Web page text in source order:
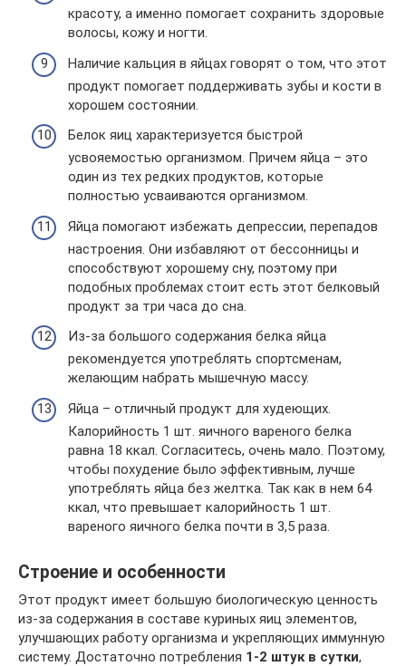
красоту, а именно помогает сохранить здоровые
волосы, кожу и ногти.
Наличие кальция в яйцах говорят о том, что этот
продукт помогает поддерживать зубы и кости в
хорошем состоянии.
Белок яиц характеризуется быстрой
усвояемостью организмом. Причем яйца – это
один из тех редких продуктов, которые
полностью усваиваются организмом.
Яйца помогают избежать депрессии, перепадов
настроения. Они избавляют от бессонницы и
способствуют хорошему сну, поэтому при
подобных проблемах стоит есть этот белковый
продукт за три часа до сна.
Из-за большого содержания белка яйца
рекомендуется употреблять спортсменам,
желающим набрать мышечную массу.
Яйца – отличный продукт для худеющих.
Калорийность 1 шт. яичного вареного белка
равна 18 ккал. Согласитесь, очень мало. Поэтому,
чтобы похудение было эффективным, лучше
употреблять яйца без желтка. Так как в нем 64
ккал, что превышает калорийность 1 шт.
вареного яичного белка почти в 3,5 раза.
Строение и особенности
Этот продукт имеет большую биологическую ценность
из-за содержания в составе куриных яиц элементов,
улучшающих работу организма и укрепляющих иммунную
систему. Достаточно потребления 1-2 штук в сутки,